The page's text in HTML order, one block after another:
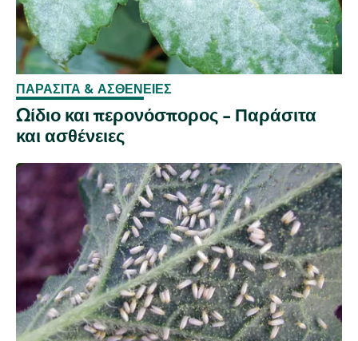
ΠΑΡΆΣΙΤΑ & ΑΣΘΈΝΕΙΕΣ
Ωίδιο και περονόσπορος - Παράσιτα
και ασθένειες